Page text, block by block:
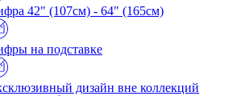
42" (107см) - 64" (165см)
на подставке
дизайн вне коллекций